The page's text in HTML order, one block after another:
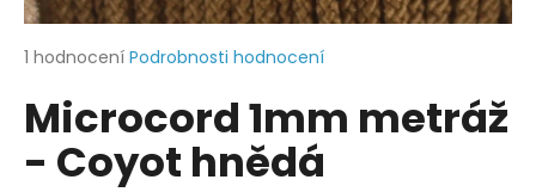
Průměrné
produktu
je
z
1 hodnocení Podrobnosti hodnocení
Microcord 1mm metráž
- Coyot hnědá
a
j
t
?